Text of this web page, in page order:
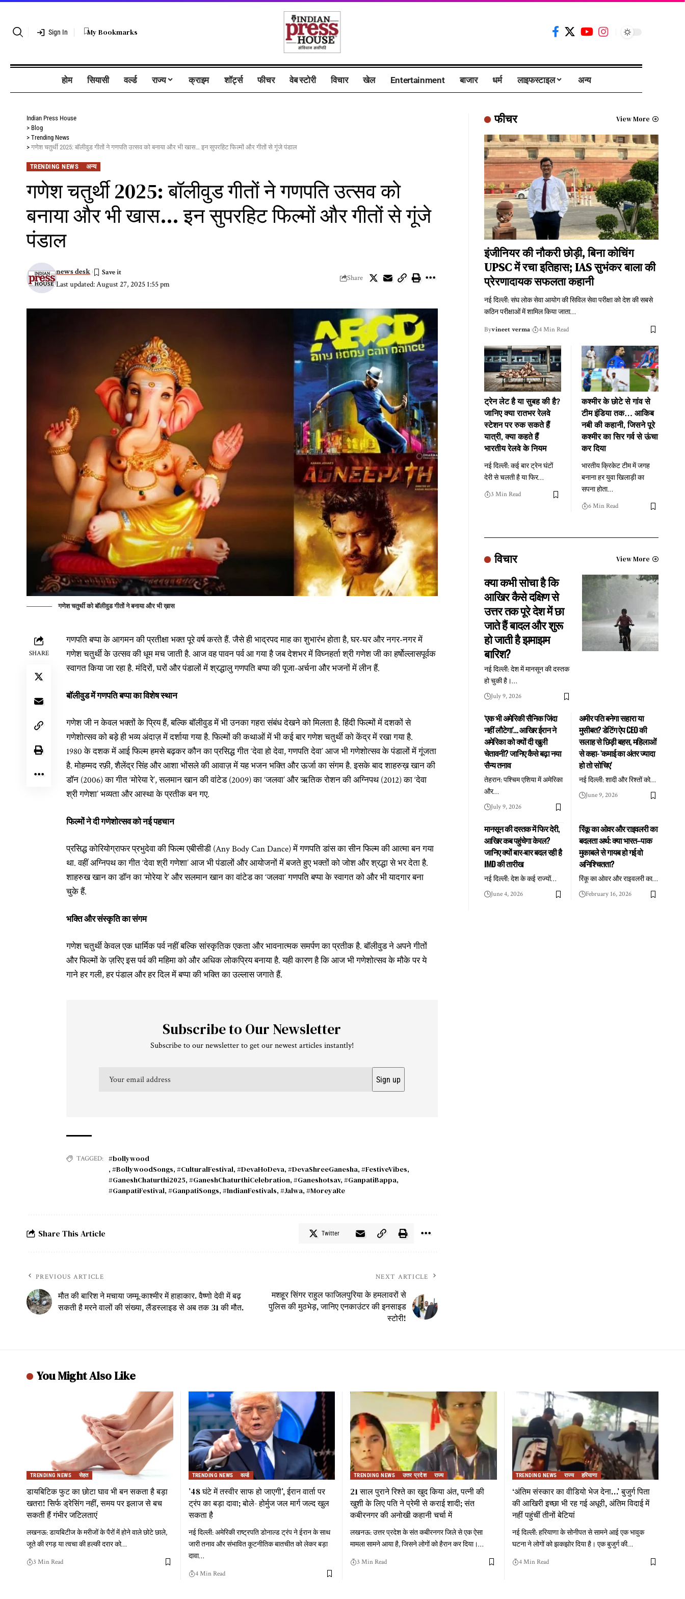
Sign In My Bookmarks
होम सियासी वर्ल्ड राज्य क्राइम शॉर्ट्स फीचर वेब स्टोरी विचार खेल Entertainment बाजार धर्म लाइफस्टाइल अन्य
Indian Press House
> Blog
> Trending News
> गणेश चतुर्थी 2025: बॉलीवुड गीतों ने गणपति उत्सव को बनाया और भी खास… इन सुपरहिट फिल्मों और गीतों से गूंजे पंडाल
TRENDING NEWS अन्य
गणेश चतुर्थी 2025: बॉलीवुड गीतों ने गणपति उत्सव को
बनाया और भी खास… इन सुपरहिट फिल्मों और गीतों से गूंजे
पंडाल
Last updated: August 27, 2025 1:55 pm
news desk
Share
गणेश चतुर्थी को बॉलीवुड गीतों ने बनाया और भी ख़ास
SHARE
गणपति बप्पा के आगमन की प्रतीक्षा भक्त पूरे वर्ष करते हैं. जैसे ही भाद्रपद माह का शुभारंभ होता है, घर-घर और नगर-नगर में
गणेश चतुर्थी के उत्सव की धूम मच जाती है. आज वह पावन पर्व आ गया है जब देशभर में विघ्नहर्ता श्री गणेश जी का हर्षोल्लासपूर्वक
स्वागत किया जा रहा है. मंदिरों, घरों और पंडालों में श्रद्धालु गणपति बप्पा की पूजा-अर्चना और भजनों में लीन हैं.
बॉलीवुड में गणपति बप्पा का विशेष स्थान
गणेश जी न केवल भक्तों के प्रिय हैं, बल्कि बॉलीवुड में भी उनका गहरा संबंध देखने को मिलता है. हिंदी फिल्मों में दशकों से
गणेशोत्सव को बड़े ही भव्य अंदाज़ में दर्शाया गया है. फिल्मों की कथाओं में भी कई बार गणेश चतुर्थी को केंद्र में रखा गया है.
1980 के दशक में आई फिल्म हमसे बढ़कर कौन का प्रसिद्ध गीत ‘देवा हो देवा, गणपति देवा’ आज भी गणेशोत्सव के पंडालों में गूंजता
है. मोहम्मद रफ़ी, शैलेंद्र सिंह और आशा भोंसले की आवाज़ में यह भजन भक्ति और ऊर्जा का संगम है. इसके बाद शाहरुख़ खान की
डॉन (2006) का गीत ‘मोरेया रे’, सलमान खान की वांटेड (2009) का ‘जलवा’ और ऋतिक रोशन की अग्निपथ (2012) का ‘देवा
श्री गणेशा’ भव्यता और आस्था के प्रतीक बन गए.
फिल्मों ने दी गणेशोत्सव को नई पहचान
प्रसिद्ध कोरियोग्राफर प्रभुदेवा की फिल्म एबीसीडी (Any Body Can Dance) में गणपति डांस का सीन फिल्म की आत्मा बन गया
था. वहीं अग्निपथ का गीत ‘देवा श्री गणेशा’ आज भी पंडालों और आयोजनों में बजते हुए भक्तों को जोश और श्रद्धा से भर देता है.
शाहरुख खान का डॉन का ‘मोरेया रे’ और सलमान खान का वांटेड का ‘जलवा’ गणपति बप्पा के स्वागत को और भी यादगार बना
चुके हैं.
भक्ति और संस्कृति का संगम
गणेश चतुर्थी केवल एक धार्मिक पर्व नहीं बल्कि सांस्कृतिक एकता और भावनात्मक समर्पण का प्रतीक है. बॉलीवुड ने अपने गीतों
और फिल्मों के ज़रिए इस पर्व की महिमा को और अधिक लोकप्रिय बनाया है. यही कारण है कि आज भी गणेशोत्सव के मौके पर ये
गाने हर गली, हर पंडाल और हर दिल में बप्पा की भक्ति का उल्लास जगाते हैं.
Subscribe to Our Newsletter
Subscribe to our newsletter to get our newest articles instantly!
TAGGED:
#bollywood
, #BollywoodSongs, #CulturalFestival, #DevaHoDeva, #DevaShreeGanesha, #FestiveVibes,
#GaneshChaturthi2025, #GaneshChaturthiCelebration, #Ganeshotsav, #GanpatiBappa,
#GanpatiFestival, #GanpatiSongs, #IndianFestivals, #Jalwa, #MoreyaRe
Share This Article Twitter
PREVIOUS ARTICLE
मौत की बारिश ने मचाया जम्मू-काश्मीर में हाहाकार. वैष्णो देवी में बढ़
सकती है मरने वालों की संख्या, लैंडस्लाइड से अब तक 31 की मौत.
NEXT ARTICLE
मशहूर सिंगर राहुल फाजिलपुरिया के हमलावरों से
पुलिस की मुठभेड़, जानिए एनकाउंटर की इनसाइड
स्टोरी!
फीचर View More
इंजीनियर की नौकरी छोड़ी, बिना कोचिंग
UPSC में रचा इतिहास; IAS सुभंकर बाला की
प्रेरणादायक सफलता कहानी
नई दिल्ली: संघ लोक सेवा आयोग की सिविल सेवा परीक्षा को देश की सबसे
कठिन परीक्षाओं में शामिल किया जाता…
Byvineet verma 4 Min Read
ट्रेन लेट है या सुबह की है?
जानिए क्या रातभर रेलवे
स्टेशन पर रुक सकते हैं
यात्री, क्या कहते हैं
भारतीय रेलवे के नियम
नई दिल्ली: कई बार ट्रेन घंटों
देरी से चलती है या फिर…
3 Min Read
कश्मीर के छोटे से गांव से
टीम इंडिया तक… आकिब
नबी की कहानी, जिसने पूरे
कश्मीर का सिर गर्व से ऊंचा
कर दिया
भारतीय क्रिकेट टीम में जगह
बनाना हर युवा खिलाड़ी का
सपना होता…
6 Min Read
विचार View More
क्या कभी सोचा है कि
आखिर कैसे दक्षिण से
उत्तर तक पूरे देश में छा
जाते हैं बादल और शुरू
हो जाती है झमाझम
बारिश?
नई दिल्ली: देश में मानसून की दस्तक
हो चुकी है।…
July 9, 2026
‘एक भी अमेरिकी सैनिक जिंदा
नहीं लौटेगा’… आखिर ईरान ने
अमेरिका को क्यों दी खुली
चेतावनी? जानिए कैसे बढ़ा नया
सैन्य तनाव
तेहरान: पश्चिम एशिया में अमेरिका
और…
July 9, 2026
अमीर पति बनेगा सहारा या
मुसीबत? डेटिंग ऐप CEO की
सलाह से छिड़ी बहस, महिलाओं
से कहा- ‘कमाई का अंतर ज्यादा
हो तो सोचिए’
नई दिल्ली: शादी और रिश्तों को…
June 9, 2026
मानसून की दस्तक में फिर देरी,
आखिर कब पहुंचेगा केरल?
जानिए क्यों बार-बार बदल रही है
IMD की तारीख
नई दिल्ली: देश के कई राज्यों…
June 4, 2026
रिंकू का ओवर और राइवलरी का
बदलता अर्थ: क्या भारत–पाक
मुकाबले से गायब हो गई वो
अनिश्चितता?
रिंकू का ओवर और राइवलरी का…
February 16, 2026
You Might Also Like
TRENDING NEWS सेहत
डायबिटिक फुट का छोटा घाव भी बन सकता है बड़ा
खतरा! सिर्फ ड्रेसिंग नहीं, समय पर इलाज से बच
सकती हैं गंभीर जटिलताएं
लखनऊ: डायबिटीज के मरीजों के पैरों में होने वाले छोटे छाले,
जूते की रगड़ या त्वचा की हल्की दरार को…
3 Min Read
TRENDING NEWS वर्ल्ड
’48 घंटे में तस्वीर साफ हो जाएगी’, ईरान वार्ता पर
ट्रंप का बड़ा दावा; बोले- होर्मुज जल मार्ग जल्द खुल
सकता है
नई दिल्ली: अमेरिकी राष्ट्रपति डोनाल्ड ट्रंप ने ईरान के साथ
जारी तनाव और संभावित कूटनीतिक बातचीत को लेकर बड़ा
दावा…
4 Min Read
TRENDING NEWS उत्तर प्रदेश राज्य
21 साल पुराने रिश्ते का खुद किया अंत, पत्नी की
खुशी के लिए पति ने प्रेमी से कराई शादी; संत
कबीरनगर की अनोखी कहानी चर्चा में
लखनऊ: उत्तर प्रदेश के संत कबीरनगर जिले से एक ऐसा
मामला सामने आया है, जिसने लोगों को हैरान कर दिया।…
3 Min Read
TRENDING NEWS राज्य हरियाणा
‘अंतिम संस्कार का वीडियो भेज देना…’ बुजुर्ग पिता
की आखिरी इच्छा भी रह गई अधूरी, अंतिम विदाई में
नहीं पहुंचीं तीनों बेटियां
नई दिल्ली: हरियाणा के सोनीपत से सामने आई एक भावुक
घटना ने लोगों को झकझोर दिया है। एक बुजुर्ग की…
4 Min Read